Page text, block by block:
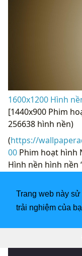
Trang web này
trải nghiệm của
1600x1200 Hình
[1440x900 Phim
256638 hình nền)
(https://
00 Phim hoạt hình
Hình nền hình nền
cartoon-2908133)